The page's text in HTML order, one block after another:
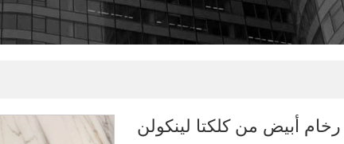
رخام أبيض من كلكتا لينكولن